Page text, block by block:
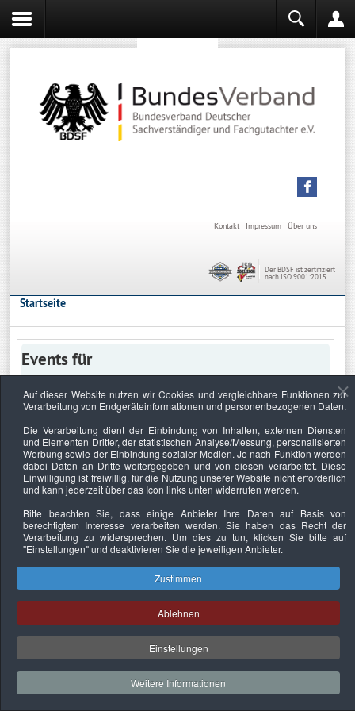
Über uns
Impressum
Kontakt
Der BDSF ist zertifiziert
nach ISO 9001:2015
Startseite
Events für
Keine Termine
Datenschutzerklärung Urheberrechtsnachweise Nachhaltigkeit
Copyright © 2026. Bundesverband Deutscher
Sachverständiger und Fachgutachter e.V..
Auf dieser Website nutzen wir Cookies und vergleichbare Funktionen zur
Verarbeitung von Endgeräteinformationen und personenbezogenen Daten.
Die Verarbeitung dient der Einbindung von Inhalten, externen Diensten
und Elementen Dritter, der statistischen Analyse/Messung, personalisierten
Werbung sowie der Einbindung sozialer Medien. Je nach Funktion werden
dabei Daten an Dritte weitergegeben und von diesen verarbeitet. Diese
Einwilligung ist freiwillig, für die Nutzung unserer Website nicht erforderlich
und kann jederzeit über das Icon links unten widerrufen werden.
Bitte beachten Sie, dass einige Anbieter Ihre Daten auf Basis von
berechtigtem Interesse verarbeiten werden. Sie haben das Recht der
Verarbeitung zu widersprechen. Um dies zu tun, klicken Sie bitte auf
"Einstellungen"und deaktivieren Sie die jeweiligen Anbieter.
Zustimmen
Ablehnen
Einstellungen
Weitere Informationen